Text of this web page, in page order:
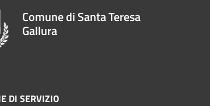
Comune di Santa Teresa
Gallura
DI SERVIZIO